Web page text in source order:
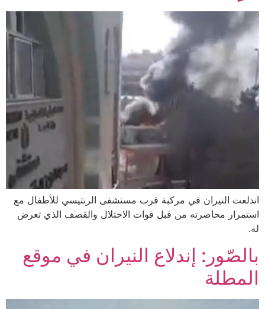
اندلعت النيران في مركبة قرب مستشفى الرنتيسي للأطفال مع
استمرار محاصرته من قبل قوات الاحتلال والقصف الذي تعرض
له.
بالصّور: إندلاع النيران في موقع
المطلة